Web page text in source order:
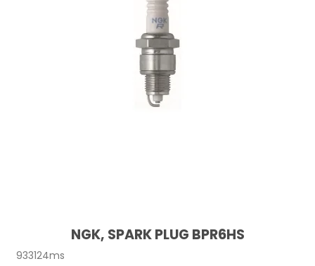
NGK, SPARK PLUG BPR6HS
933124ms